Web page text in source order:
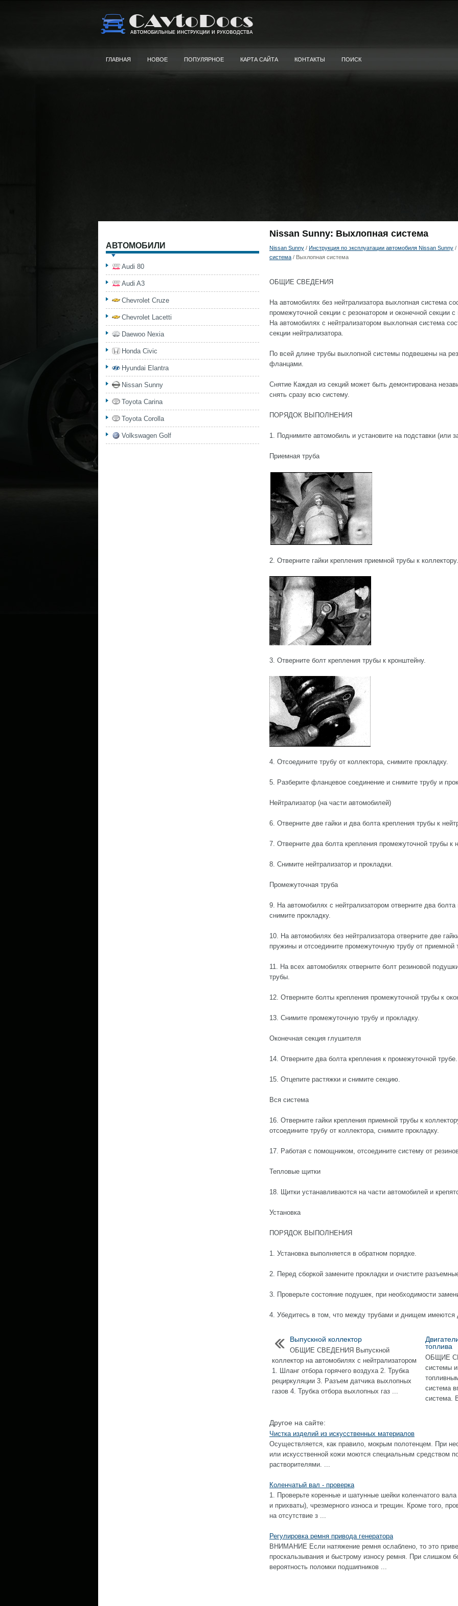
ГЛАВНАЯ НОВОЕ ПОПУЛЯРНОЕ КАРТА САЙТА КОНТАКТЫ ПОИСК
Nissan Sunny: Выхлопная система
Nissan Sunny / Инструкция по эксплуатации автомобиля Nissan Sunny /
система / Выхлопная система
ОБЩИЕ СВЕДЕНИЯ
На автомобилях без нейтрализатора выхлопная система
промежуточной секции с резонатором и оконечной секции
На автомобилях с нейтрализатором выхлопная система
секции нейтрализатора.
По всей длине трубы выхлопной системы подвешены на
фланцами.
Снятие Каждая из секций может быть демонтирована
снять сразу всю систему.
ПОРЯДОК ВЫПОЛНЕНИЯ
1. Поднимите автомобиль и установите на подставки (или
Приемная труба
2. Отверните гайки крепления приемной трубы к коллектору.
3. Отверните болт крепления трубы к кронштейну.
4. Отсоедините трубу от коллектора, снимите прокладку.
5. Разберите фланцевое соединение и снимите трубу и
Нейтрализатор (на части автомобилей)
6. Отверните две гайки и два болта крепления трубы к
7. Отверните два болта крепления промежуточной трубы к
8. Снимите нейтрализатор и прокладки.
Промежуточная труба
9. На автомобилях с нейтрализатором отверните два
снимите прокладку.
10. На автомобилях без нейтрализатора отверните две
пружины и отсоедините промежуточную трубу от приемной
11. На всех автомобилях отверните болт резиновой
трубы.
12. Отверните болты крепления промежуточной трубы к
13. Снимите промежуточную трубу и прокладку.
Оконечная секция глушителя
14. Отверните два болта крепления к промежуточной трубе.
15. Отцепите растяжки и снимите секцию.
Вся система
16. Отверните гайки крепления приемной трубы к
отсоедините трубу от коллектора, снимите прокладку.
17. Работая с помощником, отсоедините систему от
Тепловые щитки
18. Щитки устанавливаются на части автомобилей и
Установка
ПОРЯДОК ВЫПОЛНЕНИЯ
1. Установка выполняется в обратном порядке.
2. Перед сборкой замените прокладки и очистите
3. Проверьте состояние подушек, при необходимости
4. Убедитесь в том, что между трубами и днищем имеются
Выпускной коллектор
ОБЩИЕ СВЕДЕНИЯ Выпускной
коллектор на автомобилях с нейтрализатором
1. Шланг отбора горячего воздуха 2. Трубка
рециркуляции 3. Разъем датчика выхлопных
газов 4. Трубка отбора выхлопных газ ...
топлива
ОБЩИЕ
системы
система
система.
Другое на сайте:
Чистка изделий из искусственных материалов
Осуществляется, как правило, мокрым полотенцем. При
или искусственной кожи моются специальным средством
растворителями. ...
Коленчатый вал - проверка
1. Проверьте коренные и шатунные шейки коленчатого
и прихваты), чрезмерного износа и трещин. Кроме того,
на отсутствие з ...
Регулировка ремня привода генератора
ВНИМАНИЕ Если натяжение ремня ослаблено, то это
проскальзывания и быстрому износу ремня. При слишком
вероятность поломки подшипников ...
АВТОМОБИЛИ
Audi 80
Audi A3
Chevrolet Cruze
Chevrolet Lacetti
Daewoo Nexia
Honda Civic
Hyundai Elantra
Nissan Sunny
Toyota Carina
Toyota Corolla
Volkswagen Golf